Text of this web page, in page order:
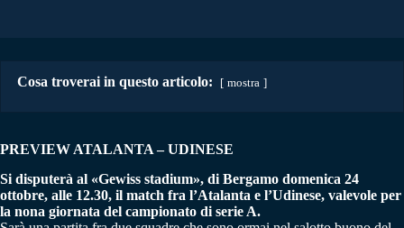
Cosa troverai in questo articolo: mostra
PREVIEW ATALANTA – UDINESE
Si disputerà al «Gewiss stadium», di Bergamo domenica 24
ottobre, alle 12.30, il match fra l’Atalanta e l’Udinese, valevole per
la nona giornata del campionato di serie A.